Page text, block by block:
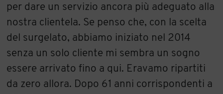
per dare un servizio ancora più adeguato alla
nostra clientela. Se penso che, con la scelta
del surgelato, abbiamo iniziato nel 2014
senza un solo cliente mi sembra un sogno
essere arrivato fino a qui. Eravamo ripartiti
da zero allora. Dopo 61 anni corrispondenti a